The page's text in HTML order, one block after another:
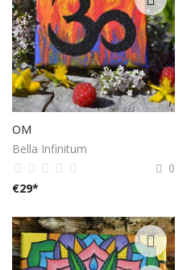
OM
Bella Infinitum
0
€29*